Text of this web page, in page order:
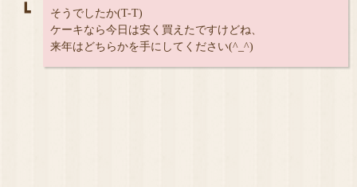
┗
そうでしたか(T-T)
ケーキなら今日は安く買えたですけどね、
来年はどちらかを手にしてください(^_^)